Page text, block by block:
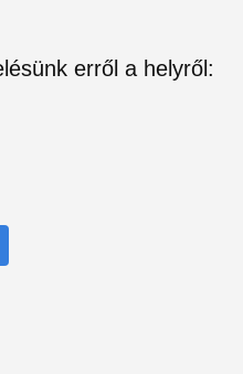
erről a helyről: